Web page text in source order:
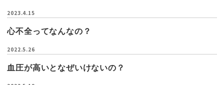
2023.4.15
心不全ってなんなの？
2022.5.26
血圧が高いとなぜいけないの？